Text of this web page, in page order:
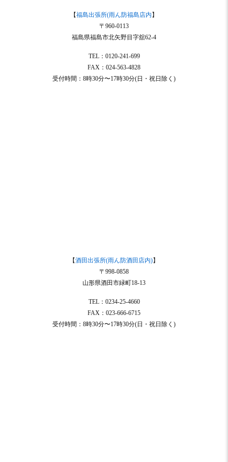
【福島出張所(雨ん防福島店内 】
〒960-0113
福島県福島市北矢野目字舘62-4
TEL：0120-241-699
FAX：024-563-4828
受付時間：8時30分〜17時30分(日・祝日除く)
【酒田出張所(雨ん防酒田店内)】
〒998-0858
山形県酒田市緑町18-13
TEL：0234-25-4660
FAX：023-666-6715
受付時間：8時30分〜17時30分(日・祝日除く)